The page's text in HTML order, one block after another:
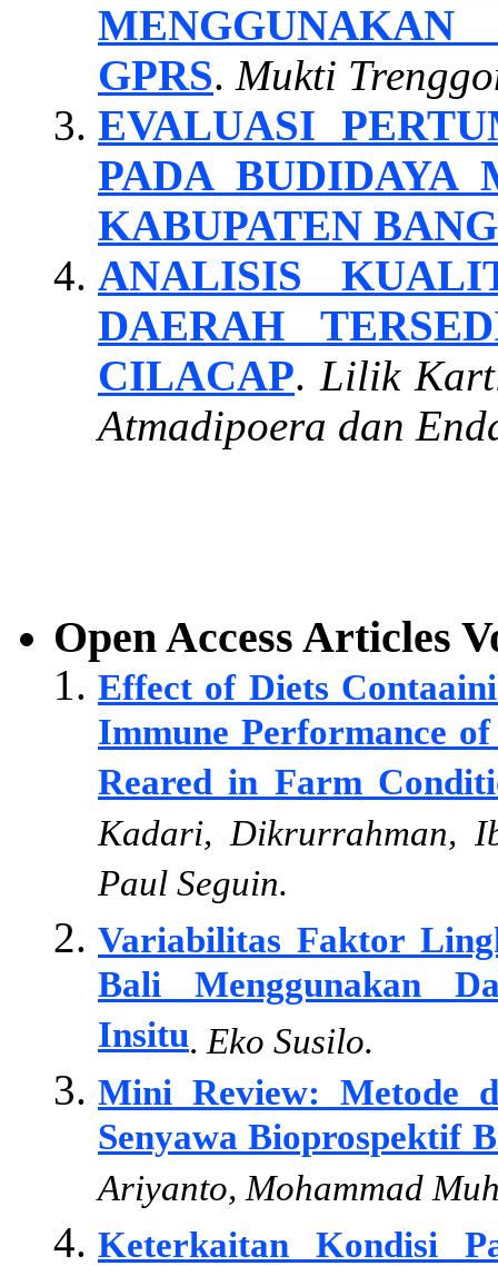
GPRS. Mukti
EVALUASI
PADA BUDIDAYA
KABUPATEN
ANALISIS
DAERAH
CILACAP. Lilik
Atmadipoera dan
Open Access Articles
Effect of Diets
Immune Performance
Reared in Farm
Kadari, Dikrurrahman,
Paul Seguin.
Variabilitas Faktor
Bali Menggunakan
Insitu. Eko Susilo.
Mini Review: Metode
Senyawa Bioprospektif
Ariyanto, Mohammad
Keterkaitan Kondisi